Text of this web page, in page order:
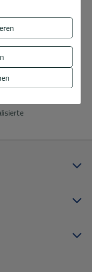
in Spanien
müssen Sie Ihr
Ihrer NIE-
Ihrer